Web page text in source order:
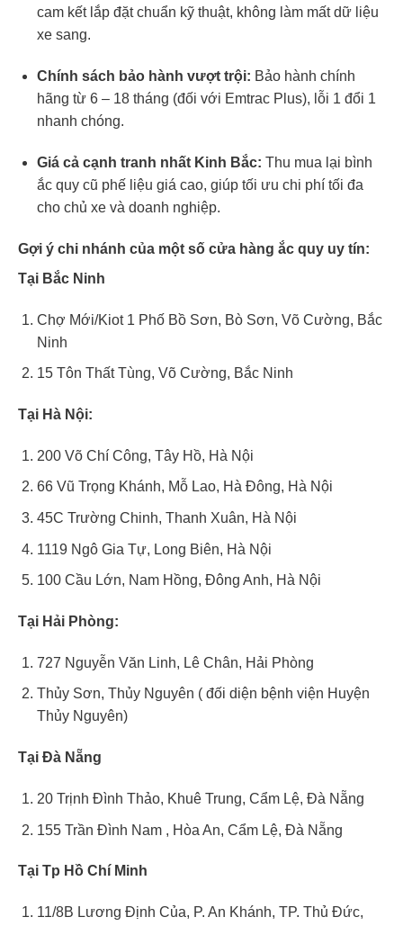
cam kết lắp đặt chuẩn kỹ thuật, không làm mất dữ liệu
xe sang.
Chính sách bảo hành vượt trội: Bảo hành chính
hãng từ 6 – 18 tháng (đối với Emtrac Plus), lỗi 1 đổi 1
nhanh chóng.
Giá cả cạnh tranh nhất Kinh Bắc: Thu mua lại bình
ắc quy cũ phế liệu giá cao, giúp tối ưu chi phí tối đa
cho chủ xe và doanh nghiệp.
Gợi ý chi nhánh của một số cửa hàng ắc quy uy tín:
Tại Bắc Ninh
Chợ Mới/Kiot 1 Phố Bồ Sơn, Bò Sơn, Võ Cường, Bắc
Ninh
15 Tôn Thất Tùng, Võ Cường, Bắc Ninh
Tại Hà Nội:
200 Võ Chí Công, Tây Hồ, Hà Nội
66 Vũ Trọng Khánh, Mỗ Lao, Hà Đông, Hà Nội
45C Trường Chinh, Thanh Xuân, Hà Nội
1119 Ngô Gia Tự, Long Biên, Hà Nội
100 Cầu Lớn, Nam Hồng, Đông Anh, Hà Nội
Tại Hải Phòng:
727 Nguyễn Văn Linh, Lê Chân, Hải Phòng
Thủy Sơn, Thủy Nguyên ( đối diện bệnh viện Huyện
Thủy Nguyên)
Tại Đà Nẵng
20 Trịnh Đình Thảo, Khuê Trung, Cẩm Lệ, Đà Nẵng
155 Trần Đình Nam , Hòa An, Cẩm Lệ, Đà Nẵng
Tại Tp Hồ Chí Minh
11/8B Lương Định Của, P. An Khánh, TP. Thủ Đức,